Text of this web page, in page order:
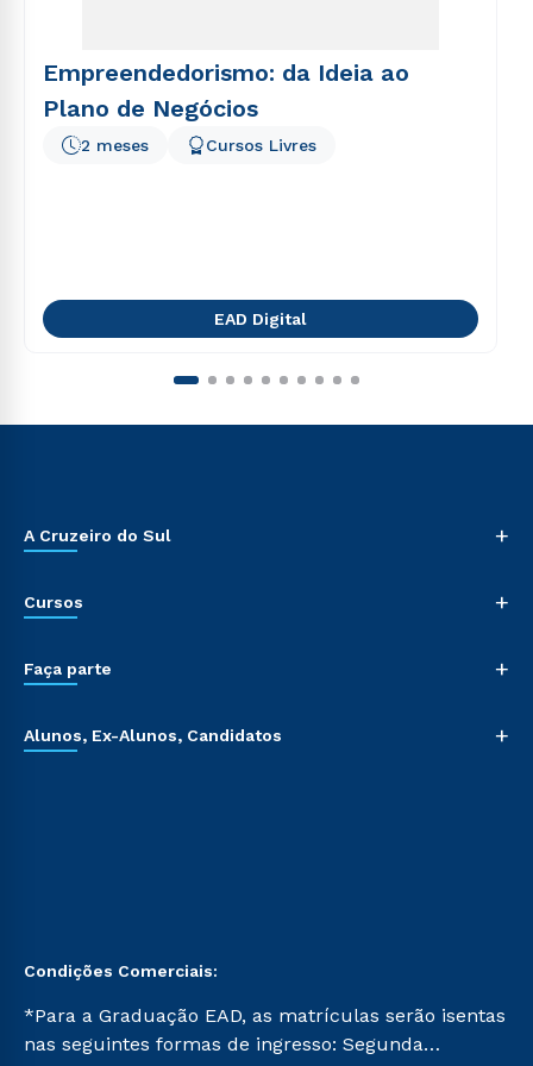
Empreendedorismo: da Ideia ao
Plano de Negócios
2 meses Cursos Livres
EAD Digital
A Cruzeiro do Sul +
Cursos +
Faça parte +
Alunos, Ex-Alunos, Candidatos +
Condições Comerciais:
*Para a Graduação EAD, as matrículas serão isentas
nas seguintes formas de ingresso: Segunda